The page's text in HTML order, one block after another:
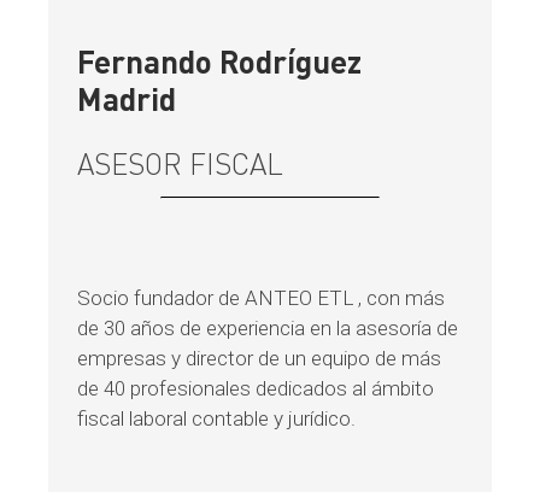
Fernando Rodríguez
Madrid
ASESOR FISCAL
Socio fundador de ANTEO ETL , con más
de 30 años de experiencia en la asesoría de
empresas y director de un equipo de más
de 40 profesionales dedicados al ámbito
fiscal laboral contable y jurídico.